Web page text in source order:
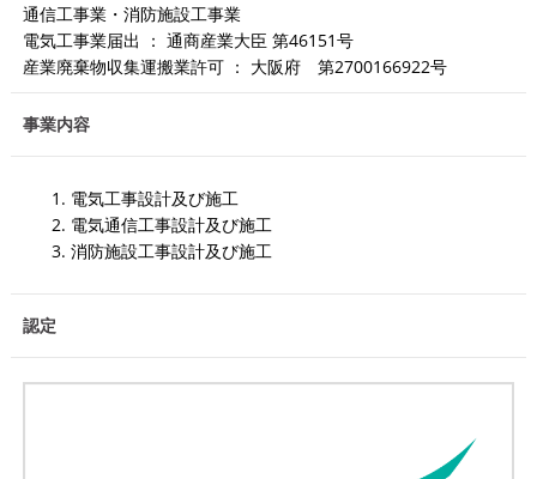
通信工事業・消防施設工事業
電気工事業届出 ： 通商産業大臣 第46151号
産業廃棄物収集運搬業許可 ： 大阪府 第2700166922号
事業内容
電気工事設計及び施工
電気通信工事設計及び施工
消防施設工事設計及び施工
認定